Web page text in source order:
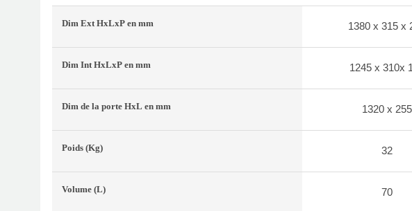
Dim Ext HxLxP en mm 1380 x 315 x
Dim Int HxLxP en mm 1245 x 310x
Dim de la porte HxL en mm 1320 x 255
Poids (Kg) 32
Volume (L) 70